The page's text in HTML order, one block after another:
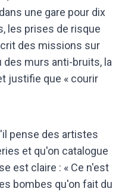
une gare pour dix
les prises de risque
des missions sur
des murs anti-bruits, la
justifie que « courir
pense des artistes
et qu'on catalogue
est claire : « Ce n'est
bombes qu'on fait du